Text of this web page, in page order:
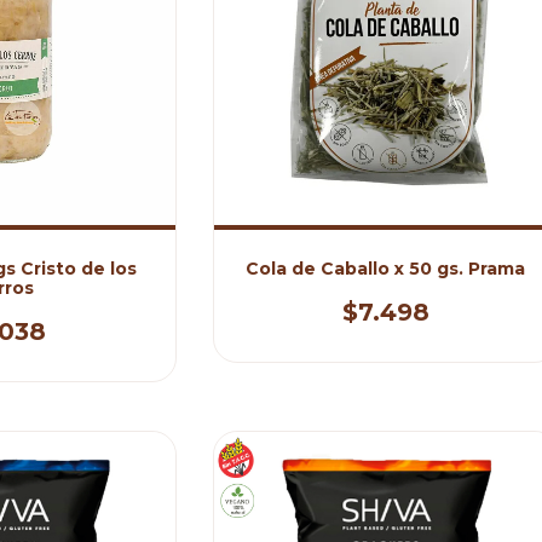
Cristo de los
Cola de Caballo x 50 gs. Prama
$7.498